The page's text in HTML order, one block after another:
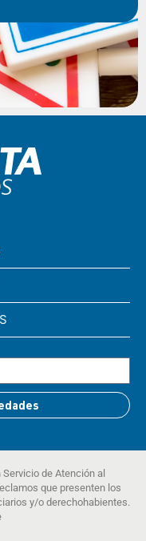
de Atención al
que presenten los
y/o derechohabientes.